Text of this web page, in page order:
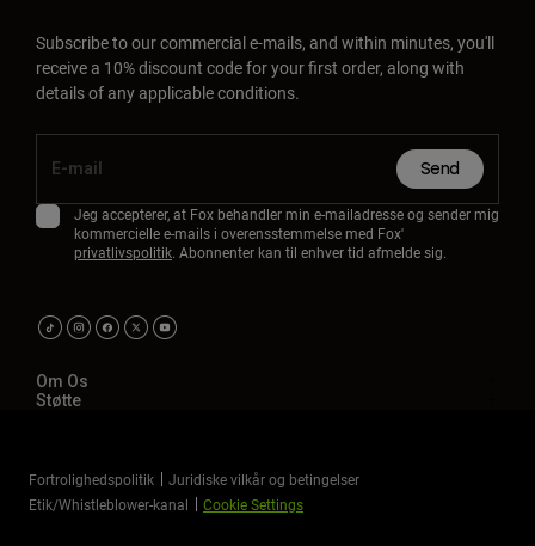
Subscribe to our commercial e-mails, and within minutes, you'll
receive a 10% discount code for your first order, along with
details of any applicable conditions.
Send
Jeg accepterer, at Fox behandler min e-mailadresse og sender mig
kommercielle e-mails i overensstemmelse med Fox'
privatlivspolitik. Abonnenter kan til enhver tid afmelde sig.
Om Os
Støtte
Fortrolighedspolitik
Juridiske vilkår og betingelser
Etik/Whistleblower-kanal
Cookie Settings